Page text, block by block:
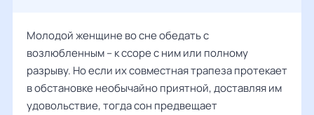
Молодой женщине во сне обедать с
возлюбленным – к ссоре с ним или полному
разрыву. Но если их совместная трапеза протекает
в обстановке необычайно приятной, доставляя им
удовольствие, тогда сон предвещает